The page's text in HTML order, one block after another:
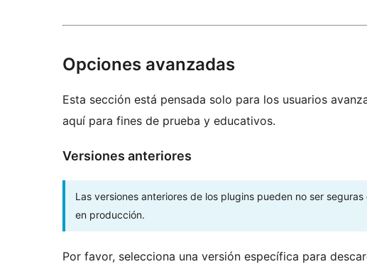
Opciones avanzadas
Esta sección está pensada solo para los usuarios
aquí para fines de prueba y educativos.
Versiones anteriores
Las versiones anteriores de los plugins pueden no ser
en producción.
Por favor, selecciona una versión específica para